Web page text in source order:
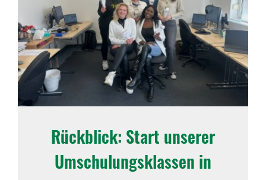
Rück­blick: Start unserer
Umschu­lungs­klassen in